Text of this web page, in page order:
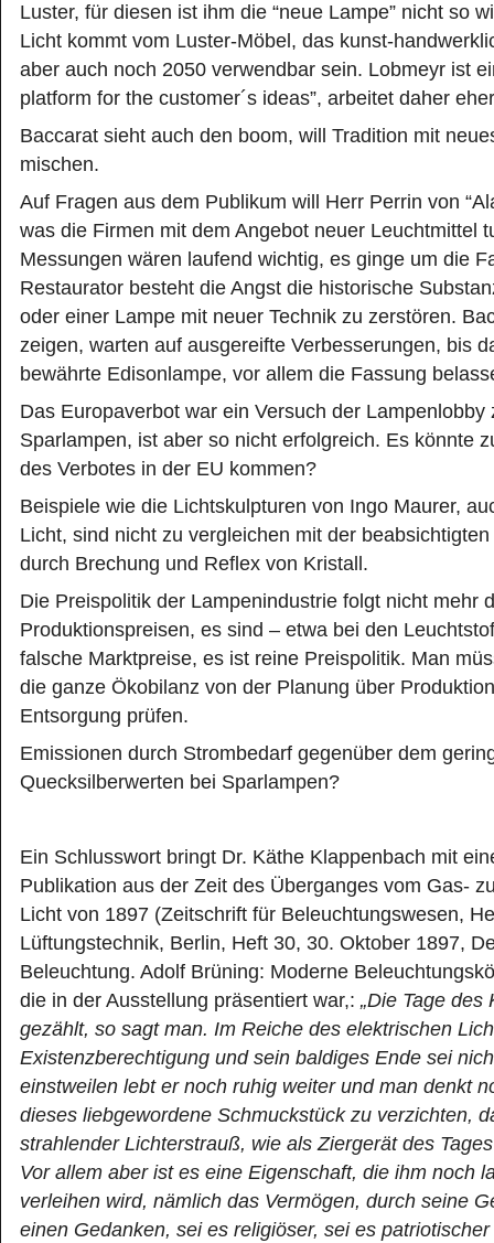
Luster, für diesen ist ihm die “neue Lampe” nicht so
Licht kommt vom Luster-Möbel, das kunst-
aber auch noch 2050 verwendbar sein. Lobmeyr ist
platform for the customer´s ideas”, arbeitet daher
Baccarat sieht auch den boom, will Tradition mit
mischen.
Auf Fragen aus dem Publikum will Herr Perrin von
was die Firmen mit dem Angebot neuer Leuchtmittel
Messungen wären laufend wichtig, es ginge um die
Restaurator besteht die Angst die historische
oder einer Lampe mit neuer Technik zu zerstören.
zeigen, warten auf ausgereifte Verbesserungen, bis
bewährte Edisonlampe, vor allem die Fassung
Das Europaverbot war ein Versuch der Lampenlobby
Sparlampen, ist aber so nicht erfolgreich. Es könnte
des Verbotes in der EU kommen?
Beispiele wie die Lichtskulpturen von Ingo Maurer,
Licht, sind nicht zu vergleichen mit der
durch Brechung und Reflex von Kristall.
Die Preispolitik der Lampenindustrie folgt nicht mehr
Produktionspreisen, es sind – etwa bei den
falsche Marktpreise, es ist reine Preispolitik. Man
die ganze Ökobilanz von der Planung über
Entsorgung prüfen.
Emissionen durch Strombedarf gegenüber dem
Quecksilberwerten bei Sparlampen?
Ein Schlusswort bringt Dr. Käthe Klappenbach mit
Publikation aus der Zeit des Überganges vom Gas-
Licht von 1897 (Zeitschrift für Beleuchtungswesen,
Lüftungstechnik, Berlin, Heft 30, 30. Oktober 1897,
Beleuchtung. Adolf Brüning: Moderne
die in der Ausstellung präsentiert war,: „Die Tage des
gezählt, so sagt man. Im Reiche des elektrischen
Existenzberechtigung und sein baldiges Ende sei
einstweilen lebt er noch ruhig weiter und man denkt
dieses liebgewordene Schmuckstück zu verzichten,
strahlender Lichterstrauß, wie als Ziergerät des
Vor allem aber ist es eine Eigenschaft, die ihm noch
verleihen wird, nämlich das Vermögen, durch seine
einen Gedanken, sei es religiöser, sei es